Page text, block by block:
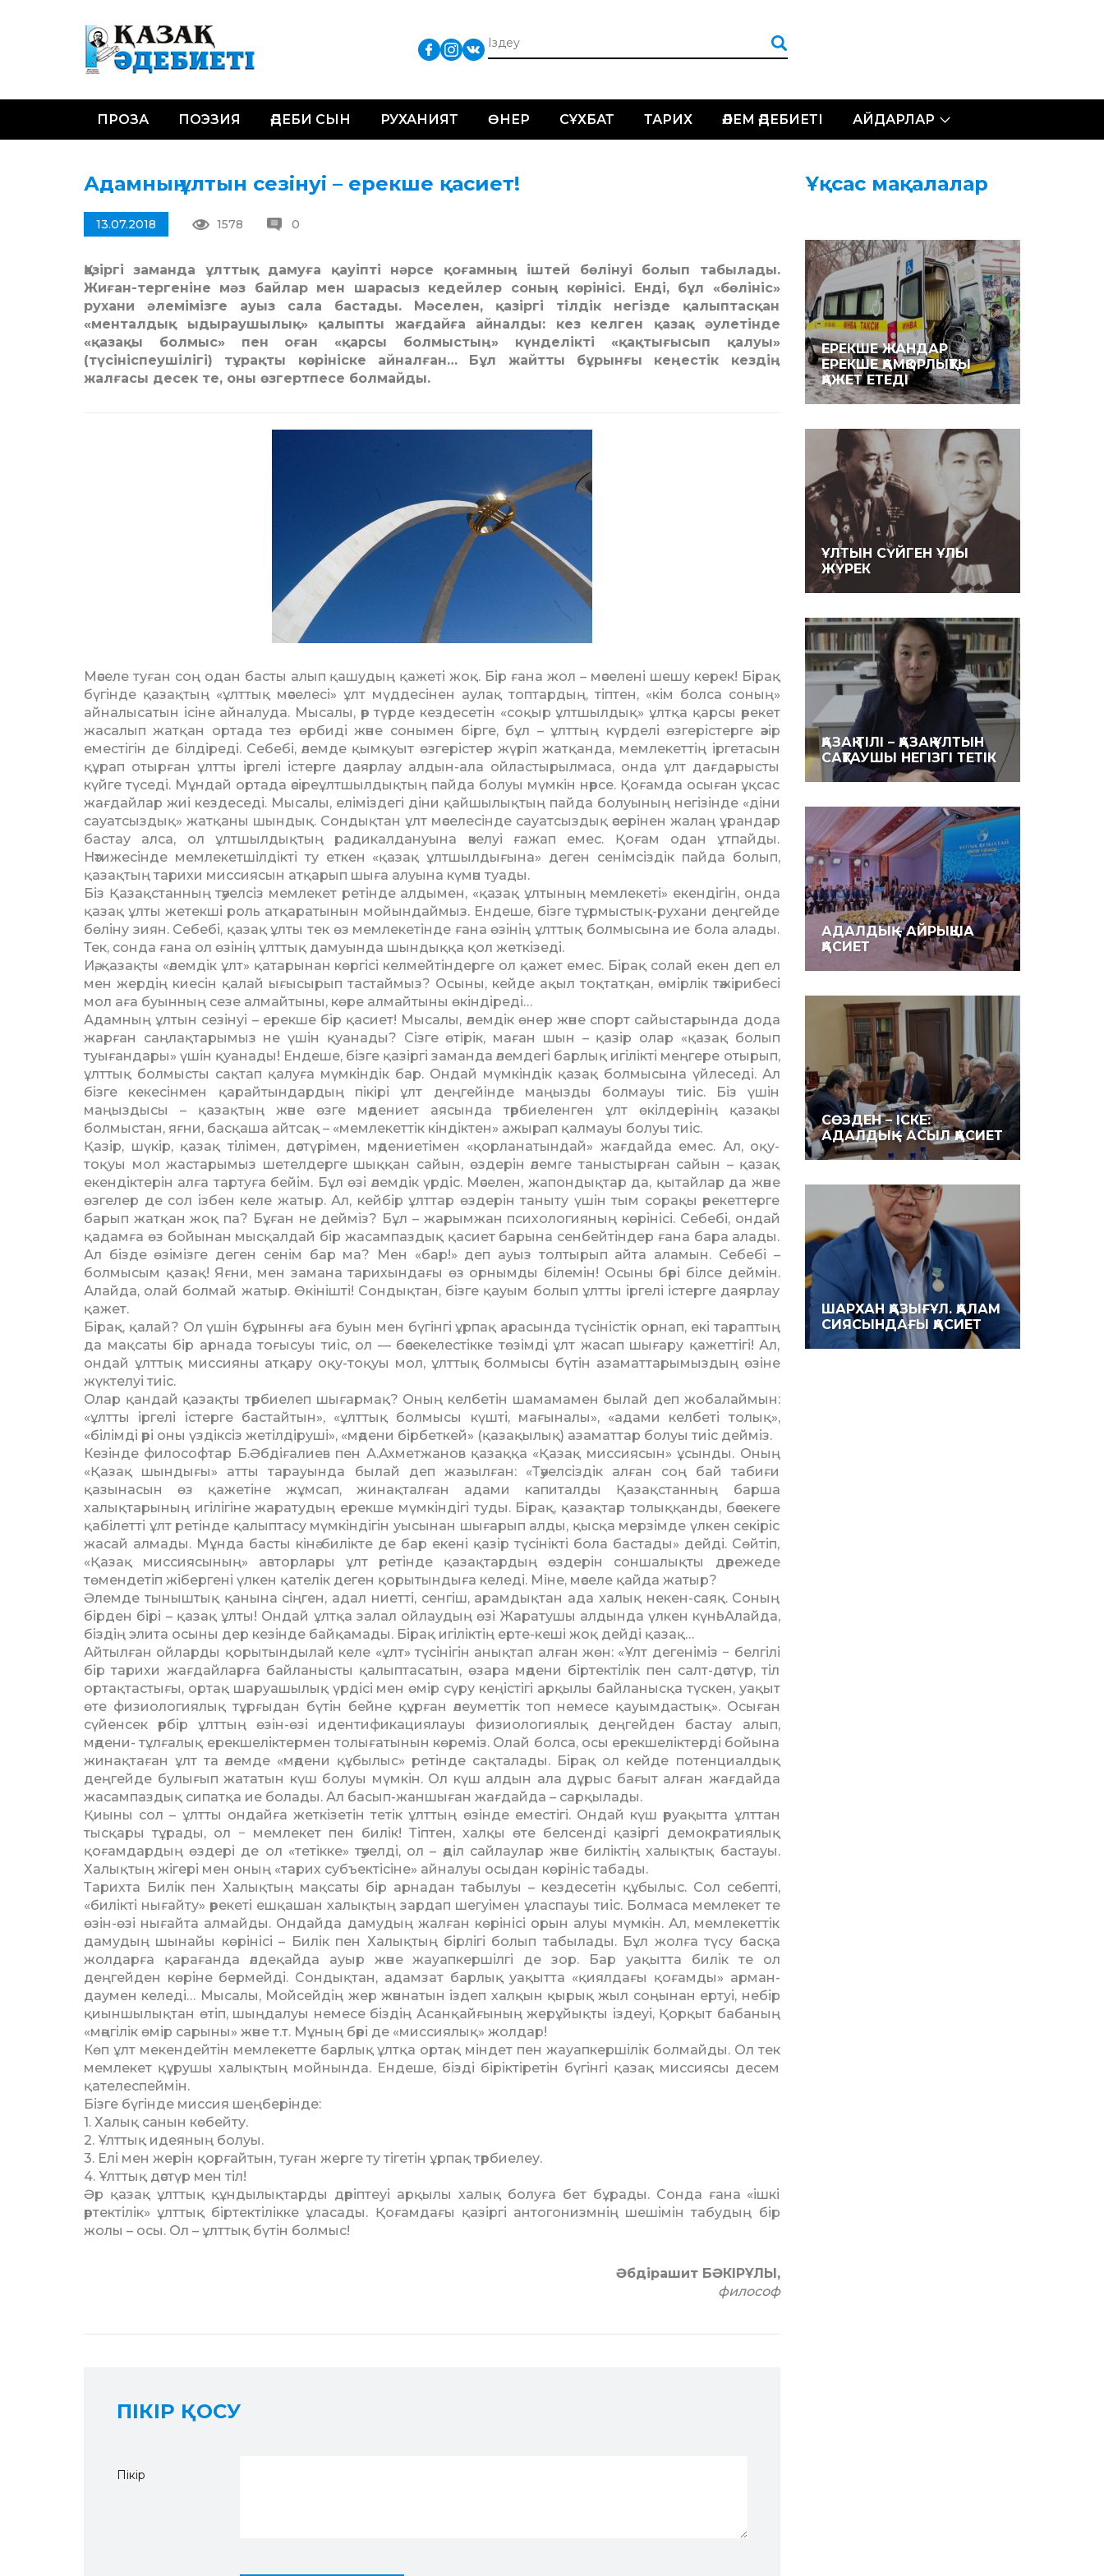
ПРОЗА ПОЭЗИЯ ӘДЕБИ СЫН РУХАНИЯТ ӨНЕР СҰХБАТ ТАРИХ ӘЛЕМ ӘДЕБИЕТІ АЙДАРЛАР
Адамның ұлтын сезінуі – ерекше қасиет!
13.07.2018 1578 0
Қазіргі заманда ұлттық дамуға қауіпті нәрсе қоғамның іштей бөлінуі болып табылады.
Жиған-тергеніне мәз байлар мен шарасыз кедейлер соның көрінісі. Енді, бұл «бөлініс»
рухани әлемімізге ауыз сала бастады. Мәселен, қазіргі тілдік негізде қалыптасқан
«менталдық ыдыраушылық» қалыпты жағдайға айналды: кез келген қазақ әулетінде
«қазақы болмыс» пен оған «қарсы болмыстың» күнделікті «қақтығысып қалуы»
(түсініспеушілігі) тұрақты көрініске айналған… Бұл жайтты бұрынғы кеңестік кездің
жалғасы десек те, оны өзгертпесе болмайды.
Мәселе туған соң одан басты алып қашудың қажеті жоқ. Бір ғана жол – мәселені шешу керек! Бірақ
бүгінде қазақтың «ұлттық мәселесі» ұлт мүдде­сі­нен аулақ топтардың, тіптен, «кім болса соның»
айналысатын ісіне айналуда. Мысалы, әр түрде кездесетін «соқыр ұлтшылдық» ұлтқа қарсы әрекет
жасалып жатқан ортада тез өрбиді және соны­мен бірге, бұл – ұлттың күрделі өзгерістерге әзір
еместігін де білдіреді. Себебі, әлемде қымқуыт өзгерістер жүріп жатқанда, мемлекеттің іргетасын
құрап отырған ұлтты іргелі істерге даярлау алдын-ала ойластырылмаса, онда ұлт дағдарысты
күйге түседі. Мұндай ортада әсіреұлтшыл­дықтың пайда болуы мүмкін нәрсе. Қоғамда осыған ұқсас
жағдайлар жиі кездеседі. Мысалы, еліміздегі діни қайшылықтың пайда болуы­ның негізінде «діни
сауатсыздық» жатқаны шындық. Сондықтан ұлт мәселесінде сауатсыздық әсерінен жалаң ұрандар
бастау алса, ол ұлтшылдықтың радикалдануына әкелуі ғажап емес. Қоғам одан ұтпайды.
Нәтижесінде мемлекетшілдікті ту еткен «қазақ ұлтшылдығына» деген сенімсіздік пайда болып,
қазақтың тарихи миссиясын атқарып шыға алуына күмән туады.
Біз Қазақстанның тәуелсіз мемлекет ретінде алдымен, «қазақ ұлтының мемлекеті» екендігін, онда
қазақ ұлты жетекші роль атқаратынын мойындаймыз. Ендеше, бізге тұрмыстық-рухани деңгейде
бөліну зиян. Себебі, қазақ ұлты тек өз мемлекетінде ғана өзінің ұлттық болмысына ие бола алады.
Тек, сонда ғана ол өзінің ұлттық дамуында шындыққа қол жеткізеді.
Иә, қазақты «әлемдік ұлт» қатарынан көргісі келмей­тіндерге ол қажет емес. Бірақ солай екен деп ел
мен жердің киесін қалай ығысырып тас­таймыз? Осыны, кейде ақыл тоқтатқан, өмірлік тәжірибесі
мол аға буынның сезе алмай­тыны, көре алмайтыны өкіндіреді…
Адамның ұлтын сезінуі – ерекше бір қасиет! Мысалы, әлемдік өнер және спорт сайыстарында дода
жарған саңлақтарымыз не үшін қуанады? Сізге өтірік, маған шын – қазір олар «қазақ болып
туығандары» үшін қуанады! Ендеше, бізге қазіргі заманда әлемдегі барлық игілікті меңгере отырып,
ұлттық болмысты сақтап қалуға мүм­кіндік бар. Ондай мүмкіндік қазақ болмысына үйлеседі. Ал
бізге кекесінмен қарайтындар­дың пікірі ұлт деңгейінде маңызды болмауы тиіс. Біз үшін
маңыздысы – қазақтың және өзге мәдениет аясында тәрбиеленген ұлт өкілдерінің қазақы
болмыстан, яғни, басқаша айтсақ – «мемлекеттік кіндіктен» ажырап қалмауы болуы тиіс.
Қазір, шүкір, қазақ тілімен, дәстүрімен, мәдениетімен «қорланатындай» жағдайда емес. Ал, оқу-
тоқуы мол жастарымыз шетелдерге шыққан сайын, өздерін әлемге таныстырған сайын – қазақ
екендіктерін алға тартуға бейім. Бұл өзі әлемдік үрдіс. Мәселен, жапондықтар да, қытайлар да және
өзгелер де сол ізбен келе жатыр. Ал, кейбір ұлттар өздерін таныту үшін тым сорақы әрекеттерге
барып жатқан жоқ па? Бұған не дейміз? Бұл – жарымжан психологияның көрінісі. Себебі, ондай
қадамға өз бойынан мысқалдай бір жасампаздық қасиет барына сенбейтіндер ғана бара алады.
Ал бізде өзімізге деген сенім бар ма? Мен «бар!» деп ауыз толтырып айта аламын. Себебі –
болмысым қазақ! Яғни, мен замана тарихындағы өз орнымды білемін! Осыны бәрі білсе деймін.
Алайда, олай болмай жатыр. Өкінішті! Сондықтан, бізге қауым болып ұлтты іргелі істерге даярлау
қажет.
Бірақ, қалай? Ол үшін бұрынғы аға буын мен бүгінгі ұрпақ арасында түсіністік орнап, екі тараптың
да мақсаты бір арнада тоғысуы тиіс, ол — бәсекелестікке төзімді ұлт жасап шығару қажеттігі! Ал,
ондай ұлттық миссияны атқару оқу-тоқуы мол, ұлттық бол­мысы бүтін азаматта­ры­мыздың өзіне
жүктелуі тиіс.
Олар қандай қазақты тәрбиелеп шығармақ? Оның келбетін шамамамен былай деп жобалаймын:
«ұлтты іргелі істерге бастайтын», «ұлттық болмысы күшті, мағыналы», «адами келбеті толық»,
«білімді әрі оны үздіксіз жетілдіруші», «мәдени бірбеткей» (қаза­қы­лық) азаматтар болуы тиіс дейміз.
Кезінде философтар Б.Әбді­ғалиев пен А.Ахмет­жанов қазаққа «Қазақ миссиясын» ұсынды. Оның
«Қазақ шындығы» атты тарауында былай деп жазылған: «Тәуелсіздік алған соң бай табиғи
қазынасын өз қажетіне жұмсап, жинақталған адами капиталды Қазақстанның барша
халықтарының игілігіне жаратудың ерекше мүмкіндігі туды. Бірақ, қазақтар толыққанды, бәсекеге
қабілетті ұлт ретінде қалыптасу мүм­кіндігін уысынан шығарып алды, қысқа мерзімде үлкен секіріс
жасай алмады. Мұнда басты кінә билікте де бар екені қазір түсінікті бола бастады» дейді. Сөйтіп,
«Қазақ миссиясының» авторлары ұлт ретінде қазақтардың өздерін соншалықты дәрежеде
төмендетіп жібергені үлкен қателік деген қорытындыға келеді. Міне, мәселе қайда жатыр?
Әлемде тыныштық қанына сіңген, адал ниетті, сенгіш, арамдықтан ада халық некен-саяқ. Соның
бірден бірі – қазақ ұлты! Ондай ұлтқа залал ойлаудың өзі Жаратушы алдында үлкен күнә! Алайда,
біздің элита осыны дер кезінде байқамады. Бірақ игіліктің ерте-кеші жоқ дейді қазақ…
Айтылған ойларды қорытындылай келе «ұлт» түсінігін анықтап алған жөн: «Ұлт дегеніміз − белгілі
бір тарихи жағдайларға байланысты қалыптасатын, өзара мәдени біртектілік пен салт-дәстүр, тіл
ортақтастығы, ортақ шаруашылық үрдісі мен өмір сүру кеңістігі арқылы байланысқа түскен, уақыт
өте физиологиялық тұрғыдан бүтін бейне құрған әлеуметтік топ немесе қауымдастық». Осыған
сүйенсек әрбір ұлттың өзін-өзі идентификациялауы физиологиялық деңгейден бастау алып,
мәдени- тұлғалық ерекшеліктермен толығатынын көреміз. Олай болса, осы ерекшеліктерді бойына
жинақтаған ұлт та әлемде «мәдени құбылыс» ретінде сақталады. Бірақ ол кейде потенциалдық
деңгейде булығып жататын күш болуы мүмкін. Ол күш алдын ала дұрыс бағыт алған жағдайда
жасампаздық сипатқа ие болады. Ал басып-жаншыған жағдайда – сарқылады.
Қиыны сол – ұлтты ондайға жеткізетін тетік ұлттың өзінде еместігі. Ондай күш әруақытта ұлттан
тысқары тұрады, ол − мемлекет пен билік! Тіптен, халқы өте белсенді қазіргі демократиялық
қоғамдардың өздері де ол «тетікке» тәуелді, ол – әділ сайлаулар және биліктің халықтық бастауы.
Халықтың жігері мен оның «тарих субъектісіне» айналуы осыдан көрініс табады.
Тарихта Билік пен Халық­тың мақсаты бір арнадан табылуы – кездесетін құбылыс. Сол себепті,
«билікті нығайту» әрекеті ешқашан халықтың зардап шегуімен ұласпауы тиіс. Болмаса мемлекет те
өзін-өзі нығайта алмайды. Ондайда дамудың жалған көрінісі орын алуы мүмкін. Ал, мемлекеттік
дамудың шынайы көрінісі – Билік пен Халықтың бірлігі болып табылады. Бұл жолға түсу басқа
жолдарға қарағанда әлдеқайда ауыр және жауапкершілгі де зор. Бар уақытта билік те ол
деңгейден көріне бермейді. Сондықтан, адамзат барлық уақытта «қиялдағы қоғамды» арман­
даумен келеді… Мысалы, Мойсейдің жер жәннатын іздеп халқын қырық жыл соңынан ертуі, небір
қиыншылықтан өтіп, шыңдалуы немесе біздің Асанқайғының жерұйықты іздеуі, Қорқыт бабаның
«мәңгілік өмір сарыны» және т.т. Мұның бәрі де «миссиялық» жолдар!
Көп ұлт мекендейтін мемлекетте барлық ұлтқа ортақ міндет пен жауапкершілік болмайды. Ол тек
мемлекет құрушы халықтың мойнында. Ендеше, бізді біріктіретін бүгінгі қазақ миссиясы десем
қателеспеймін.
Бізге бүгінде миссия шеңберінде:
1. Халық санын көбейту.
2. Ұлттық идеяның болуы.
3. Елі мен жерін қорғайтын, туған жерге ту тігетін ұрпақ тәрбиелеу.
4. Ұлттық дәстүр мен тіл!
Әр қазақ ұлттық құнды­лықтарды дәріптеуі арқылы халық болуға бет бұрады. Сонда ғана «ішкі
әртектілік» ұлттық біртектілікке ұласады. Қоғамдағы қазіргі анто­гонизмнің шешімін табудың бір
жолы – осы. Ол – ұлттық бүтін болмыс!
Әбдірашит БӘКІРҰЛЫ,
философ
ПІКІР ҚОСУ
Пікір
Ұқсас мақалалар
ЕРЕКШЕ ЖАНДАР
ЕРЕКШЕ ҚАМҚОРЛЫҚТЫ
ҚАЖЕТ ЕТЕДІ
ҰЛТЫН СҮЙГЕН ҰЛЫ
ЖҮРЕК
ҚАЗАҚ ТІЛІ – ҚАЗАҚ ҰЛТЫН
САҚТАУШЫ НЕГІЗГІ ТЕТІК
АДАЛДЫҚ – АЙРЫҚША
ҚАСИЕТ
СӨЗДЕН – ІСКЕ:
АДАЛДЫҚ – АСЫЛ ҚАСИЕТ
ШАРХАН ҚАЗЫҒҰЛ. ҚАЛАМ
СИЯСЫНДАҒЫ ҚАСИЕТ